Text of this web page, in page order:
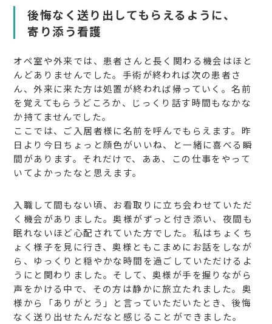
後悔なく送り出してもらえるように、
寄り添う看護
オペ室や外来では、患者さんと長く関わる機会はほと
んどありませんでした。手術が終われば次の患者さ
ん、外来に来た方は処置が終われば帰っていく。名前
を覚えてもらうどころか、じっくり話す時間もなかな
か持てませんでした。
ここでは、ご入居者様に名前を呼んでもらえます。昨
日より今日ちょっと顔色がいいね、と一緒に喜べる瞬
間があります。それだけで、ああ、この仕事をやって
いてよかったなと思えます。
入職して間もない頃、お看取りに立ち会わせていただ
く機会がありました。奥様がずっと付き添い、夜間も
眠れないほど心配されていた方でした。私はちょくち
ょく様子を見に行き、奥様ともこまめにお話をしなが
ら、ゆっくりと穏やかな時間を過ごしていただけるよ
うにと関わりました。そして、奥様が手を握りながら
声をかける中で、その方は静かに旅立たれました。奥
様から「ありがとう」と言っていただいたとき、後悔
なく送り出せたんだなと感じることができました。